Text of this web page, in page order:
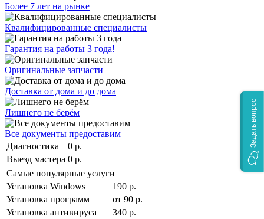
Более 7 лет на рынке
Квалифицированные специалисты
Гарантия на работы 3 года!
Оригинальные запчасти
Доставка от дома и до дома
Лишнего не берём
Все документы предоставим
Диагностика
0 р.
Выезд мастера 0 р.
Самые популярные услуги
Установка Windows
190 р.
Установка программ
от 90 р.
Установка антивируса
340 р.
Задать вопрос